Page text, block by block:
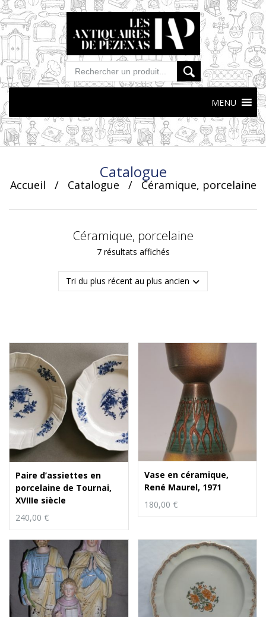
Skip
to
content
MENU
Catalogue
Accueil / Catalogue / Céramique, porcelaine
Céramique, porcelaine
7 résultats affichésTrié
du
plus
ancien
Paire d’assiettes en
porcelaine de Tournai,
XVIIIe siècle
240,00 €
Vase en céramique,
René Maurel, 1971
180,00 €